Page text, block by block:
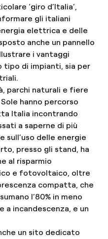
‘giro d’Italia’,
gli italiani
elettrica e delle
anche un pannello
i vantaggi
tipo di impianti, sia per
parchi naturali e fiere
hanno percorso
Italia incontrando
a saperne di più
sull’uso delle energie
presso gli stand, ha
al risparmio
e fotovoltaico, oltre
compatta, che
l’80% in meno
a incandescenza, e un
un sito dedicato